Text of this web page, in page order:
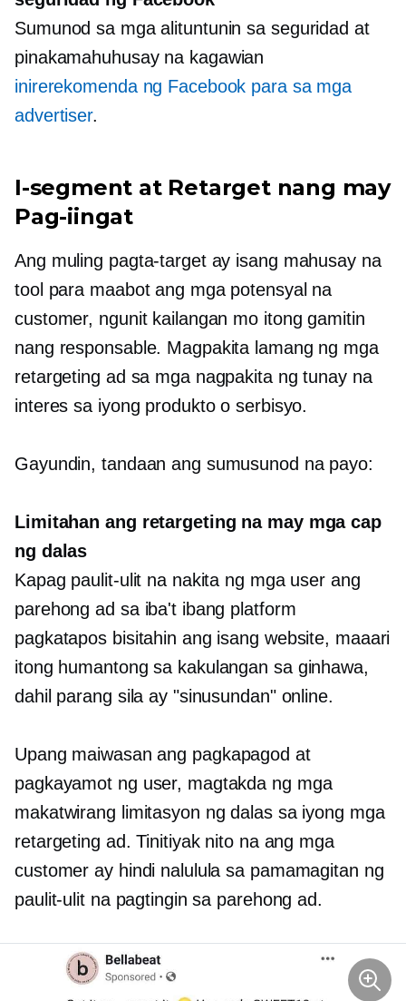
Sumunod sa mga alituntunin sa seguridad at
pinakamahuhusay na kagawian
inirerekomenda ng Facebook para sa mga
advertiser.
I-segment at Retarget nang may
Pag-iingat
Ang muling pagta-target ay isang mahusay na
tool para maabot ang mga potensyal na
customer, ngunit kailangan mo itong gamitin
nang responsable. Magpakita lamang ng mga
retargeting ad sa mga nagpakita ng tunay na
interes sa iyong produkto o serbisyo.
Gayundin, tandaan ang sumusunod na payo:
Limitahan ang retargeting na may mga cap
ng dalas
Kapag paulit-ulit na nakita ng mga user ang
parehong ad sa iba't ibang platform
pagkatapos bisitahin ang isang website, maaari
itong humantong sa kakulangan sa ginhawa,
dahil parang sila ay "sinusundan" online.
Upang maiwasan ang pagkapagod at
pagkayamot ng user, magtakda ng mga
makatwirang limitasyon ng dalas sa iyong mga
retargeting ad. Tinitiyak nito na ang mga
customer ay hindi nalulula sa pamamagitan ng
paulit-ulit na pagtingin sa parehong ad.